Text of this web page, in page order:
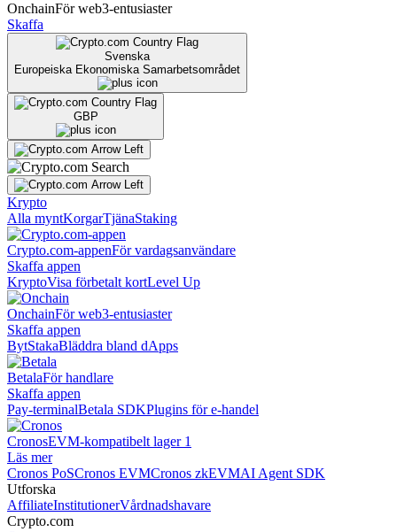
OnchainFör web3-entusiaster
Skaffa
Svenska
Europeiska Ekonomiska Samarbetsområdet
GBP
Krypto
Alla myntKorgarTjänaStaking
Crypto.com-appenFör vardagsanvändare
Skaffa appen
KryptoVisa förbetalt kortLevel Up
OnchainFör web3-entusiaster
Skaffa appen
BytStakaBläddra bland dApps
BetalaFör handlare
Skaffa appen
Pay-terminalBetala SDKPlugins för e-handel
CronosEVM-kompatibelt lager 1
Läs mer
Cronos PoSCronos EVMCronos zkEVMAI Agent SDK
Utforska
AffiliateInstitutionerVårdnadshavare
Crypto.com